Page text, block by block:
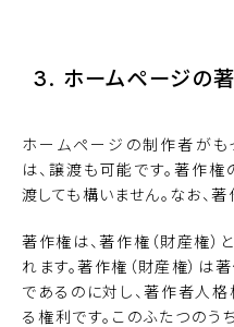
3. ホームページの
ホームページの制作者が
は、譲渡も可能です。著作
渡しても構いません。なお、
著作権は、著作権（財産権
れます。著作権（財産権）
であるのに対し、著作者人
る権利です。このふたつのうち